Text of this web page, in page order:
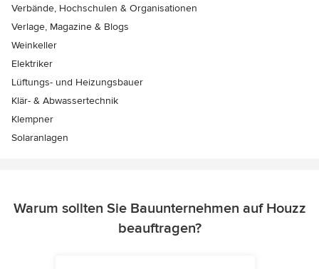
Verbände, Hochschulen & Organisationen
Verlage, Magazine & Blogs
Weinkeller
Elektriker
Lüftungs- und Heizungsbauer
Klär- & Abwassertechnik
Klempner
Solaranlagen
Warum sollten Sie Bauunternehmen auf Houzz
beauftragen?